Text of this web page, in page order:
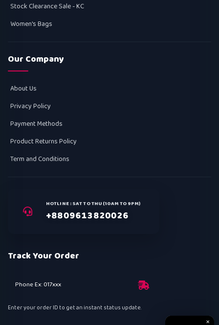
✕
Stock Clearance Sale - KC
Women's Bags
Our Company
About Us
Privacy Policy
Payment Methods
Product Returns Policy
Term and Conditions
HOTLINE : SAT TO THU (10AM TO 9PM)
+8809613820026
Track Your Order
Enter your order ID to get an instant status update.